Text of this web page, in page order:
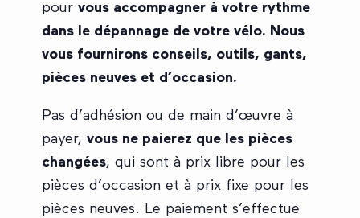
pour vous accompagner à votre rythme
dans le dépannage de votre vélo. Nous
vous fournirons conseils, outils, gants,
pièces neuves et d’occasion.
Pas d’adhésion ou de main d’œuvre à
payer, vous ne paierez que les pièces
changées, qui sont à prix libre pour les
pièces d’occasion et à prix fixe pour les
pièces neuves. Le paiement s’effectue